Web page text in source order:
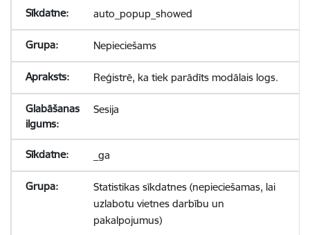
auto_popup_showed
Nepieciešams
Reģistrē, ka tiek parādīts modālais logs.
Sesija
_ga
Statistikas sīkdatnes (nepieciešamas, lai
uzlabotu vietnes darbību un
pakalpojumus)